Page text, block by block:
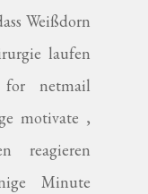
Weißdorn
laufen
for netmail
motivate ,
reagieren
Minute